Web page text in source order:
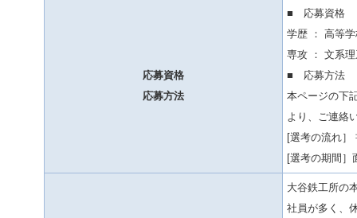
応募資格
応募方法
■ 応募資格
学歴 ： 高等
専攻 ： 文系
■ 応募方法
本ページの下
より、ご連絡
[選考の流れ
[選考の期間］
大谷鉄工所の
社員が多く、